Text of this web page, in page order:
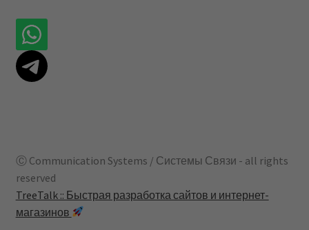
Ⓒ Communication Systems / Системы Связи - all rights
reserved
TreeTalk :: Быстрая разработка сайтов и интернет-
магазинов